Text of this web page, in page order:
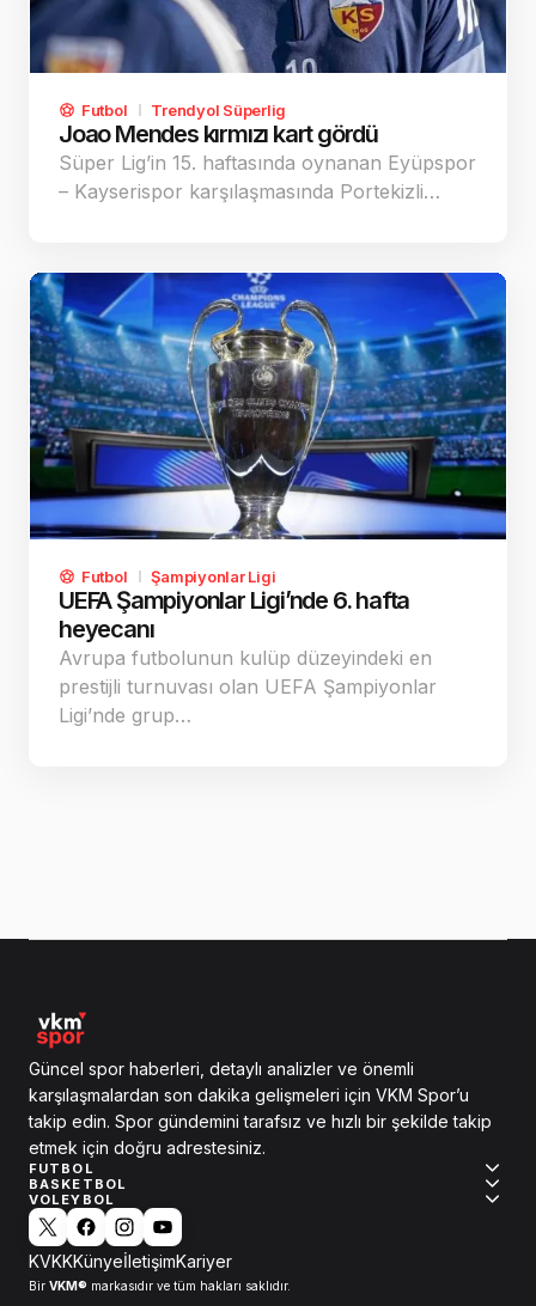
Futbol Trendyol Süperlig
Joao Mendes kırmızı kart gördü
Süper Lig’in 15. haftasında oynanan Eyüpspor
– Kayserispor karşılaşmasında Portekizli…
Futbol Şampiyonlar Ligi
UEFA Şampiyonlar Ligi’nde 6. hafta
heyecanı
Avrupa futbolunun kulüp düzeyindeki en
prestijli turnuvası olan UEFA Şampiyonlar
Ligi’nde grup…
Güncel spor haberleri, detaylı analizler ve önemli
karşılaşmalardan son dakika gelişmeleri için VKM Spor’u
takip edin. Spor gündemini tarafsız ve hızlı bir şekilde takip
etmek için doğru adrestesiniz.
FUTBOL
BASKETBOL
VOLEYBOL
KVKKKünyeİletişimKariyer
Bir VKM® markasıdır ve tüm hakları saklıdır.